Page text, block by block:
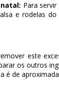
Para
e rodelas
este
os outros
é de